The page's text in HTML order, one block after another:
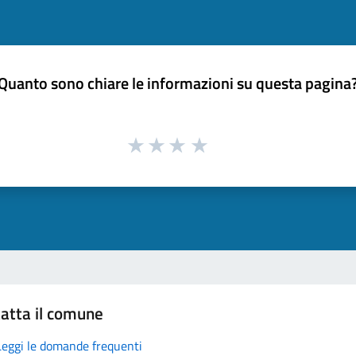
sono chiare le informazioni su questa
il comune
le domande frequenti